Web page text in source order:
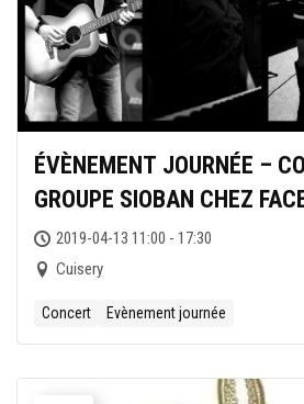
ÉVÈNEMENT JOURNÉE –
GROUPE SIOBAN CHEZ
2019-04-13 11:00 - 17:30
Cuisery
Concert Evènement journée